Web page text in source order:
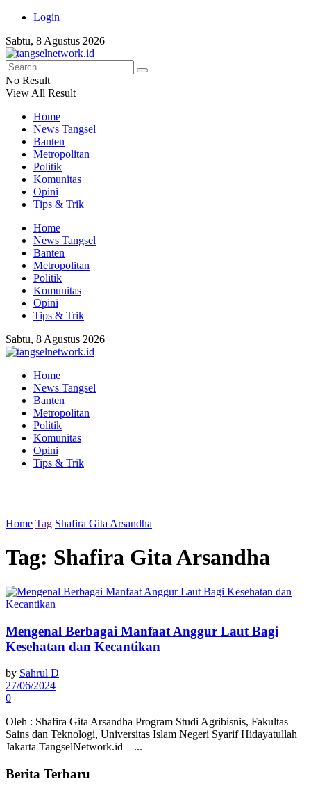
Login
Sabtu, 8 Agustus 2026
No Result
View All Result
Home
News Tangsel
Banten
Metropolitan
Politik
Komunitas
Opini
Tips & Trik
Home
News Tangsel
Banten
Metropolitan
Politik
Komunitas
Opini
Tips & Trik
Sabtu, 8 Agustus 2026
Home
News Tangsel
Banten
Metropolitan
Politik
Komunitas
Opini
Tips & Trik
Home Tag Shafira Gita Arsandha
Tag: Shafira Gita Arsandha
Mengenal Berbagai Manfaat Anggur Laut Bagi
Kesehatan dan Kecantikan
by Sahrul D
27/06/2024
0
Oleh : Shafira Gita Arsandha Program Studi Agribisnis, Fakultas
Sains dan Teknologi, Universitas Islam Negeri Syarif Hidayatullah
Jakarta TangselNetwork.id – ...
Berita Terbaru